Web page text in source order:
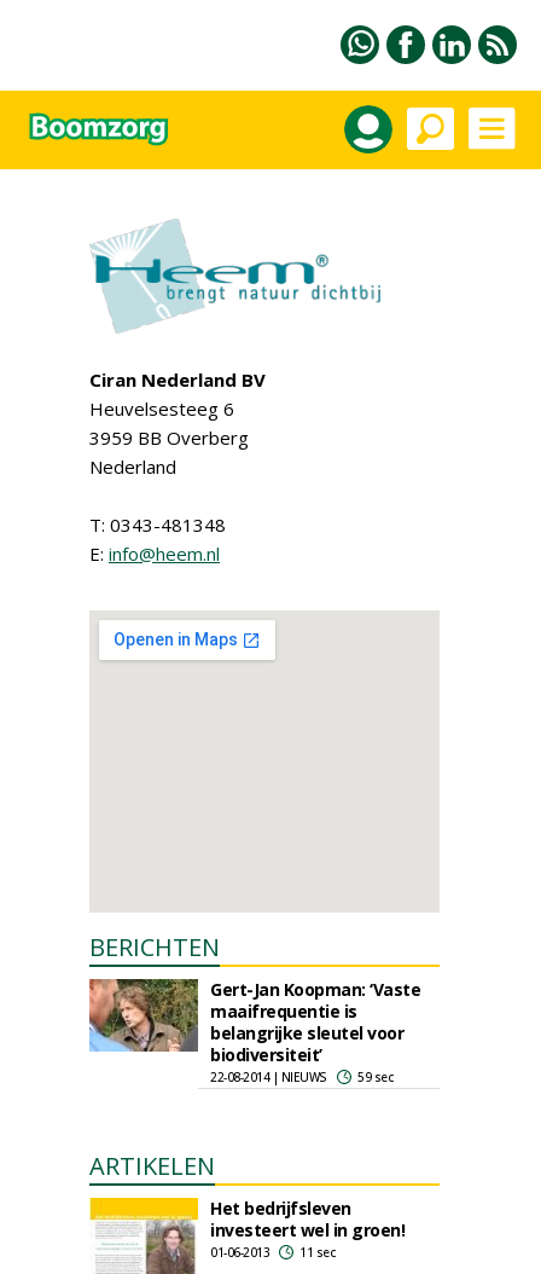
Ciran Nederland BV
Heuvelsesteeg 6
3959 BB Overberg
Nederland
T: 0343-481348
E: info@heem.nl
BERICHTEN
Gert-Jan Koopman: ‘Vaste
maaifrequentie is
belangrijke sleutel voor
biodiversiteit’
22-08-2014 | NIEUWS 59 sec
ARTIKELEN
Het bedrijfsleven
investeert wel in groen!
01-06-2013 11 sec